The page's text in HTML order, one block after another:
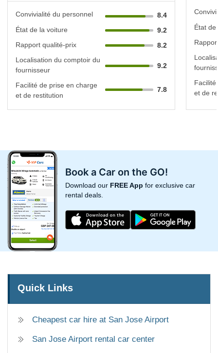
Convivialité du personnel
8.4
État de la voiture
9.2
Rapport qualité-prix
8.2
Localisation du comptoir du
fournisseur
9.2
Facilité de prise en charge
et de restitution
7.8
État
et de
Book a Car on the GO!
Download our FREE App for exclusive car
rental deals.
Quick Links
Cheapest car hire at San Jose Airport
San Jose Airport rental car center